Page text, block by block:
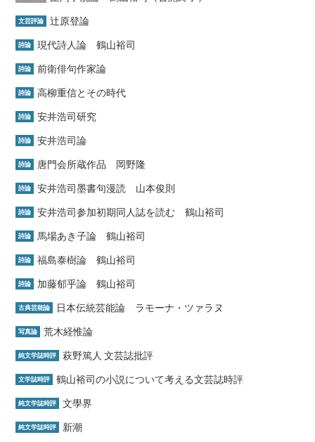
文芸評論 辻原登論
詩論 現代詩人論 鶴山裕司
詩論 前衛俳句作家論
詩論 高柳重信とその時代
詩論 安井浩司研究
詩論 安井浩司論
詩論 唐門会所蔵作品 岡野隆
詩論 安井浩司墨書句漫読 山本俊則
詩論 安井浩司参加初期同人誌を読む 鶴山裕司
詩論 馬場あき子論 鶴山裕司
詩論 福島泰樹論 鶴山裕司
詩論 加藤郁乎論 鶴山裕司
古典芸能論 日本伝統芸能論 ラモーナ・ツァラヌ
写真論 荒木経惟論
純文学誌時評 萩野篤人 文芸誌批評
文学誌時評 鶴山裕司の小説について考える文芸誌時評
純文学誌時評 文學界
純文学誌時評 新潮